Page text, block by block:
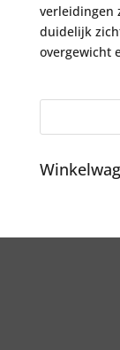
verleidingen
duidelijk
overgewicht